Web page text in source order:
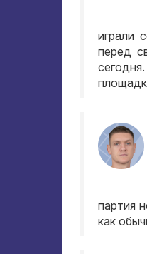
играли
перед
сегодня.
партия
как